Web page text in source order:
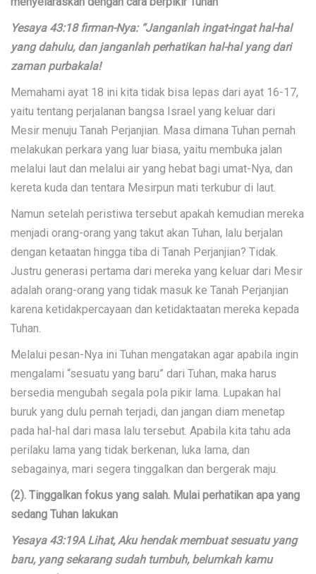
Yesaya 43:18 firman-Nya: “Janganlah ingat-ingat hal-hal
yang dahulu, dan janganlah perhatikan hal-hal yang dari
zaman purbakala!
Memahami ayat 18 ini kita tidak bisa lepas dari ayat 16-17,
yaitu tentang perjalanan bangsa Israel yang keluar dari
Mesir menuju Tanah Perjanjian. Masa dimana Tuhan pernah
melakukan perkara yang luar biasa, yaitu membuka jalan
melalui laut dan melalui air yang hebat bagi umat-Nya, dan
kereta kuda dan tentara Mesirpun mati terkubur di laut.
Namun setelah peristiwa tersebut apakah kemudian mereka
menjadi orang-orang yang takut akan Tuhan, lalu berjalan
dengan ketaatan hingga tiba di Tanah Perjanjian? Tidak.
Justru generasi pertama dari mereka yang keluar dari Mesir
adalah orang-orang yang tidak masuk ke Tanah Perjanjian
karena ketidakpercayaan dan ketidaktaatan mereka kepada
Tuhan.
Melalui pesan-Nya ini Tuhan mengatakan agar apabila ingin
mengalami “sesuatu yang baru” dari Tuhan, maka harus
bersedia mengubah segala pola pikir lama. Lupakan hal
buruk yang dulu pernah terjadi, dan jangan diam menetap
pada hal-hal dari masa lalu tersebut. Apabila kita tahu ada
perilaku lama yang tidak berkenan, luka lama, dan
sebagainya, mari segera tinggalkan dan bergerak maju.
(2). Tinggalkan fokus yang salah. Mulai perhatikan apa yang
sedang Tuhan lakukan
Yesaya 43:19A Lihat, Aku hendak membuat sesuatu yang
baru, yang sekarang sudah tumbuh, belumkah kamu